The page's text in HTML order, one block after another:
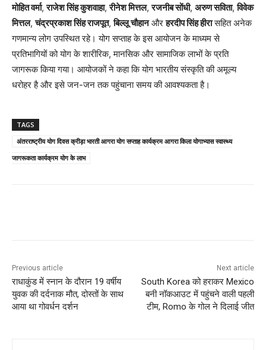
मोहित वर्मा,राजेश सिंह कुशवाहा,रीनेश मित्तल,रजनीब सोंधी, अरुण सविता,विवेक
मित्तल,चंद्रप्रकाश सिंह राजपूत,बिल्लू चौहानऔरहरदीप सिंह हीरासहित अनेक
गणमान्य लोग उपस्थित रहे। योग सप्ताह के इस आयोजन के माध्यम से
प्रतिभागियों को योग के शारीरिक, मानसिक और सामाजिक लाभों के प्रति
जागरूक किया गया। आयोजकों ने कहा कि योग भारतीय संस्कृति की अमूल्य
धरोहर है और इसे जन-जन तक पहुंचाना समय की आवश्यकता है।
TAGS
अंतरराष्ट्रीय योग दिवस क्रीड़ा भारती आगरा योग सप्ताह कार्यक्रम आगरा किला योगाभ्यास स्वास्थ्य
जागरूकता कार्यक्रम योग के लाभ
Previous article
राधाकुंड में स्नान के दौरान 19 वर्षीय
युवक की दर्दनाक मौत, दोस्तों के साथ
आया था गोवर्धन दर्शन
Next article
South Korea को हराकर Mexico
बनी नॉकआउट में पहुंचने वाली पहली
टीम, Romo के गोल ने दिलाई जीत